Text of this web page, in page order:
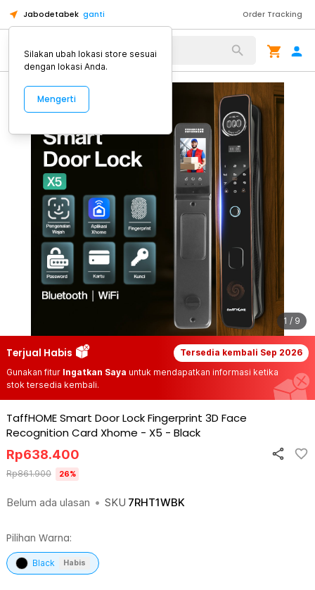
Jabodetabek ganti Order Tracking
Alat Kopi
1 / 9
Terjual Habis Tersedia kembali Sep 2026
Gunakan fitur Ingatkan Saya untuk mendapatkan informasi ketika
stok tersedia kembali.
TaffHOME Smart Door Lock Fingerprint 3D Face
Recognition Card Xhome - X5 - Black
Belum ada ulasan • SKU 7RHT1WBK
Rp638.400
Rp861.900 26%
Pilihan Warna:
Black Habis
Silakan ubah lokasi store sesuai
dengan lokasi Anda.
Mengerti